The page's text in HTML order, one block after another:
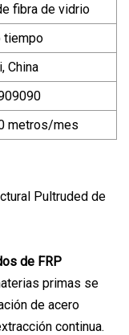
fibra de vidrio
tiempo
China
metros/mes
Pultruded de
de FRP
primas se
de acero
continua.